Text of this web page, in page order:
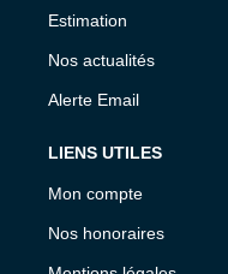
Estimation
Nos actualités
Alerte Email
LIENS UTILES
Mon compte
Nos honoraires